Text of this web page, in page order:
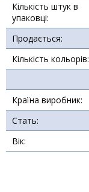
Кількість штук в
упаковці:
Продається:
Кількість кольорів:
Країна виробник:
Стать:
Вік: